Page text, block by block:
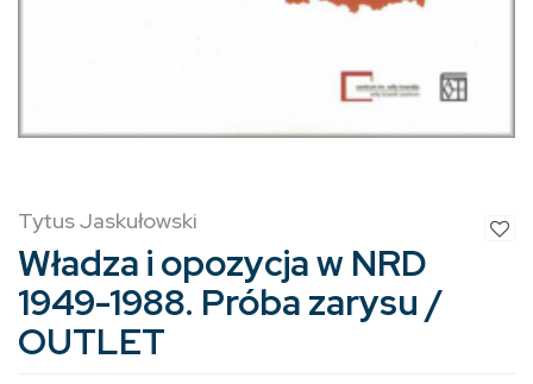
Tytus Jaskułowski
Władza i opozycja w NRD
1949-1988. Próba zarysu /
OUTLET